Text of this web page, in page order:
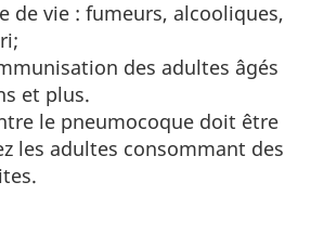
de vie : fumeurs, alcooliques,
des adultes âgés
et plus.
le pneumocoque doit être
les adultes consommant des